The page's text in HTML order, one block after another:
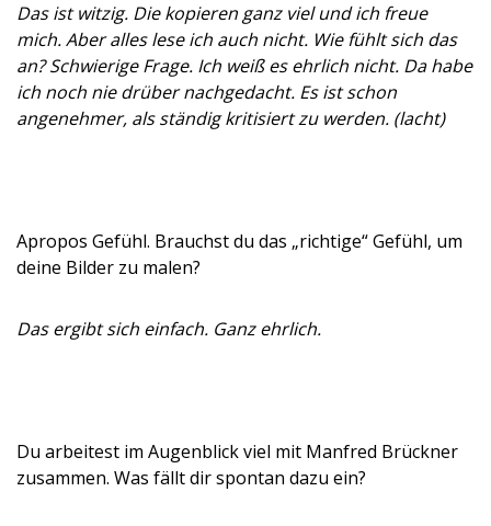
Das ist witzig. Die kopieren ganz viel und ich freue
mich. Aber alles lese ich auch nicht. Wie fühlt sich das
an? Schwierige Frage. Ich weiß es ehrlich nicht. Da habe
ich noch nie drüber nachgedacht. Es ist schon
angenehmer, als ständig kritisiert zu werden. (lacht)
Apropos Gefühl. Brauchst du das „richtige“ Gefühl, um
deine Bilder zu malen?
Das ergibt sich einfach. Ganz ehrlich.
Du arbeitest im Augenblick viel mit Manfred Brückner
zusammen. Was fällt dir spontan dazu ein?